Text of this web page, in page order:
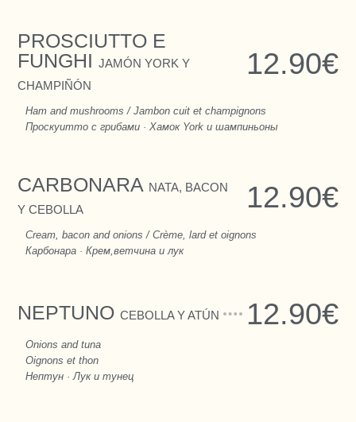
PROSCIUTTO E
FUNGHI JAMÓN YORK Y
CHAMPIÑÓN
12.90€
Ham and mushrooms / Jambon cuit et champignons
Проскуитто с грибами · Хамок York и шампиньоны
CARBONARA NATA, BACON
Y CEBOLLA
12.90€
Cream, bacon and onions / Crème, lard et oignons
Карбонара · Крем,ветчина и лук
NEPTUNO CEBOLLA Y ATÚN 12.90€
Onions and tuna
Oignons et thon
Нептун · Лук и тунец